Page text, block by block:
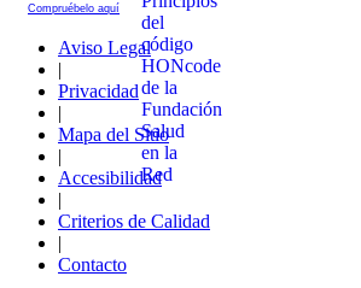
Compruébelo aquí
Aviso Legal
|
Privacidad
|
Mapa del Sitio
|
Accesibilidad
|
Criterios de Calidad
|
Contacto